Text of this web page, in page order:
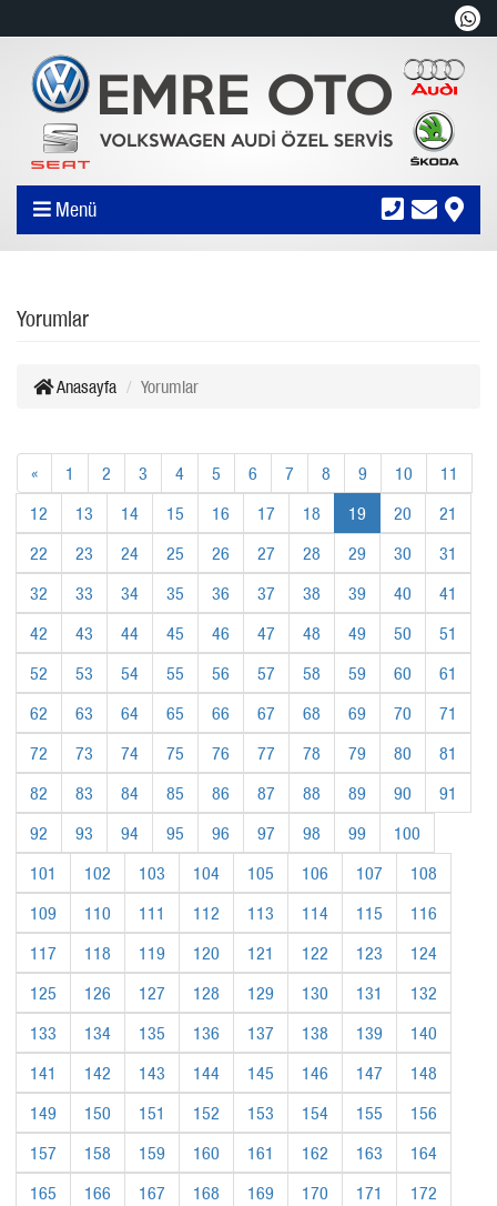
Menü
Yorumlar
Anasayfa Yorumlar
« 1 2 3 4 5 6 7 8 9 10
11
12
13 14 15 16 17 18 19 20
21
22
23 24 25 26 27 28 29 30
31
32
33 34 35 36 37 38 39 40
41
42
43 44 45 46 47 48 49 50
51
52
53 54 55 56 57 58 59 60
61
62
63 64 65 66 67 68 69 70
71
72
73 74 75 76 77 78 79 80
81
82
83 84 85 86 87 88 89 90
91
92
93 94 95 96 97 98 99
100
101
102 103 104 105 106 107
108
109
110 111 112 113 114 115
116
117
118 119 120 121 122 123
124
125
126 127 128 129 130 131
132
133
134 135 136 137 138 139
140
141
142 143 144 145 146 147
148
149
150 151 152 153 154 155
156
157
158 159 160 161 162 163
164
165
166 167 168 169 170 171
172